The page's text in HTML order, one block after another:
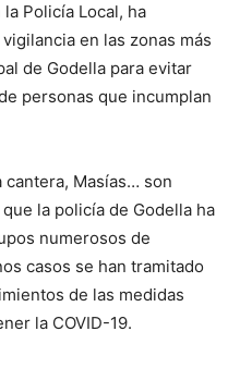
Policía Local, ha
en las zonas más
de Godella para evitar
personas que incumplan
cantera, Masías… son
la policía de Godella ha
numerosos de
casos se han tramitado
de las medidas
la COVID-19.